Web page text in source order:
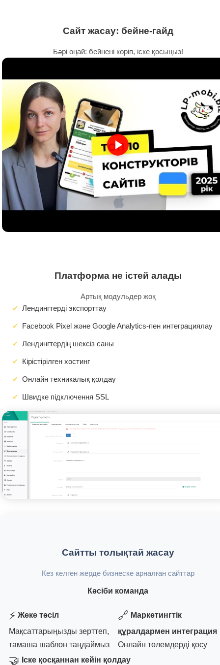
Сайт жасау: бейне-гайд
Бәрі оңай: бейнені көріп, іске қосыңыз!
Платформа не істей алады
Артық модульдер жоқ
Лендингтерді экспорттау
Facebook Pixel және Google Analytics-пен интеграциялау
Лендингтердің шексіз саны
Кірістірілген хостинг
Онлайн техникалық қолдау
Швидке підключення SSL
Сайтты толықтай жасау
Кез келген жерде бизнеске арналған сайттар
Кәсіби команда
⚡ Жеке тәсіл
Мақсаттарыңызды зерттеп,
тамаша шаблон таңдаймыз
🔗 Маркетингтік
құралдармен интеграция
Онлайн төлемдерді қосу
🤝 Іске қосқаннан кейін қолдау